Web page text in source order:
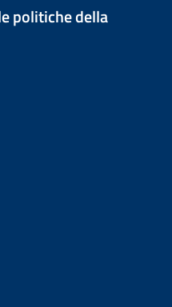
politiche della